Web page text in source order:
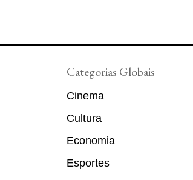
Categorias Globais
Cinema
Cultura
Economia
Esportes